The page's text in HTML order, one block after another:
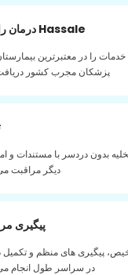
درمان رایگان Hassale
خدمات را در معتبرترین
پزشکان مجرب کشور
بدون دردسر با مستندات و
دیگر مراقبت
پیگیری
پیگیری های منظم و تکمیل
در سراسر طول انجام